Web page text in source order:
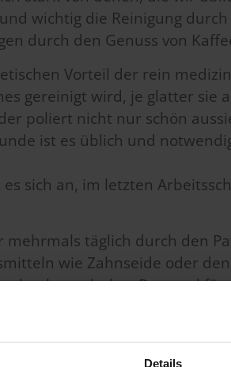
Details
wichtig die Reinigung
durch den Genuss von
Vorteil der rein
gereinigt wird, je glatter
poliert nicht nur schön
ist es üblich und
sich an, im letzten
mehrmals täglich durch den
wie Zahnseide oder
durch geschultes Personal
bieten. Der Fachmann kann
von Belägen sind. Der
jedoch darf die PZR als